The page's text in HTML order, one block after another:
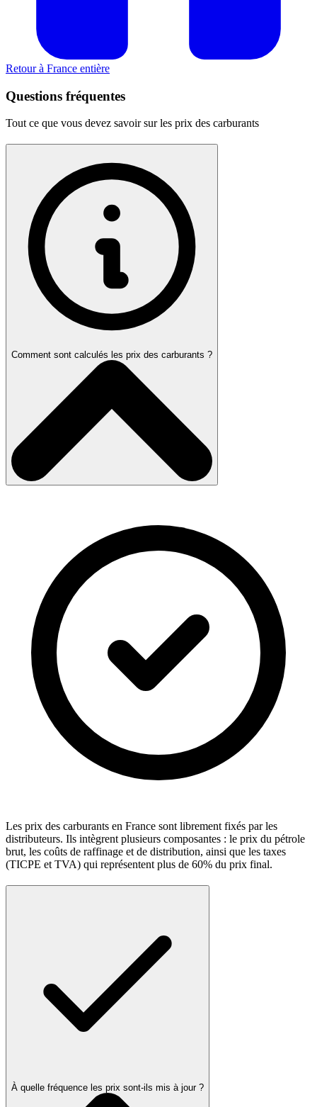
Retour à France entière
Questions fréquentes
Tout ce que vous devez savoir sur les prix des carburants
Comment sont calculés les prix des carburants ?
Les prix des carburants en France sont librement fixés par les
distributeurs. Ils intègrent plusieurs composantes : le prix du pétrole
brut, les coûts de raffinage et de distribution, ainsi que les taxes
(TICPE et TVA) qui représentent plus de 60% du prix final.
À quelle fréquence les prix sont-ils mis à jour ?